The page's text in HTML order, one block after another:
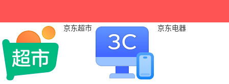
京东超市 京东电器